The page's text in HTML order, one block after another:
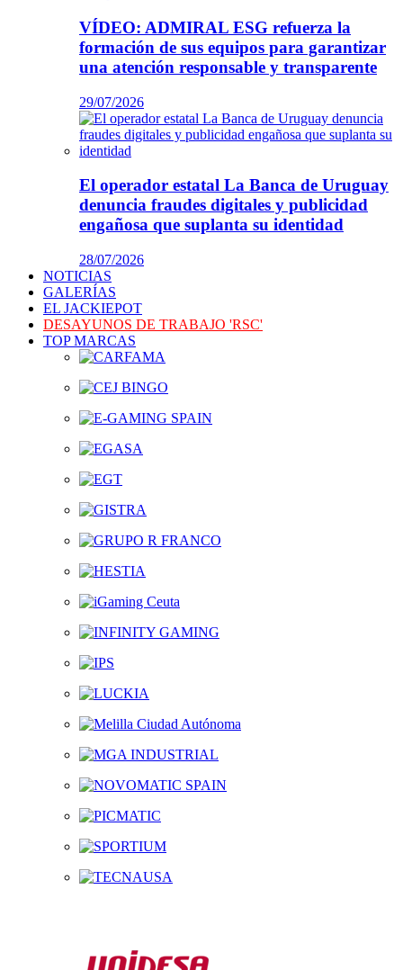
VÍDEO: ADMIRAL ESG refuerza la
formación de sus equipos para garantizar
una atención responsable y transparente
29/07/2026
El operador estatal La Banca de Uruguay
denuncia fraudes digitales y publicidad
engañosa que suplanta su identidad
28/07/2026
NOTICIAS
GALERÍAS
EL JACKIEPOT
DESAYUNOS DE TRABAJO 'RSC'
TOP MARCAS